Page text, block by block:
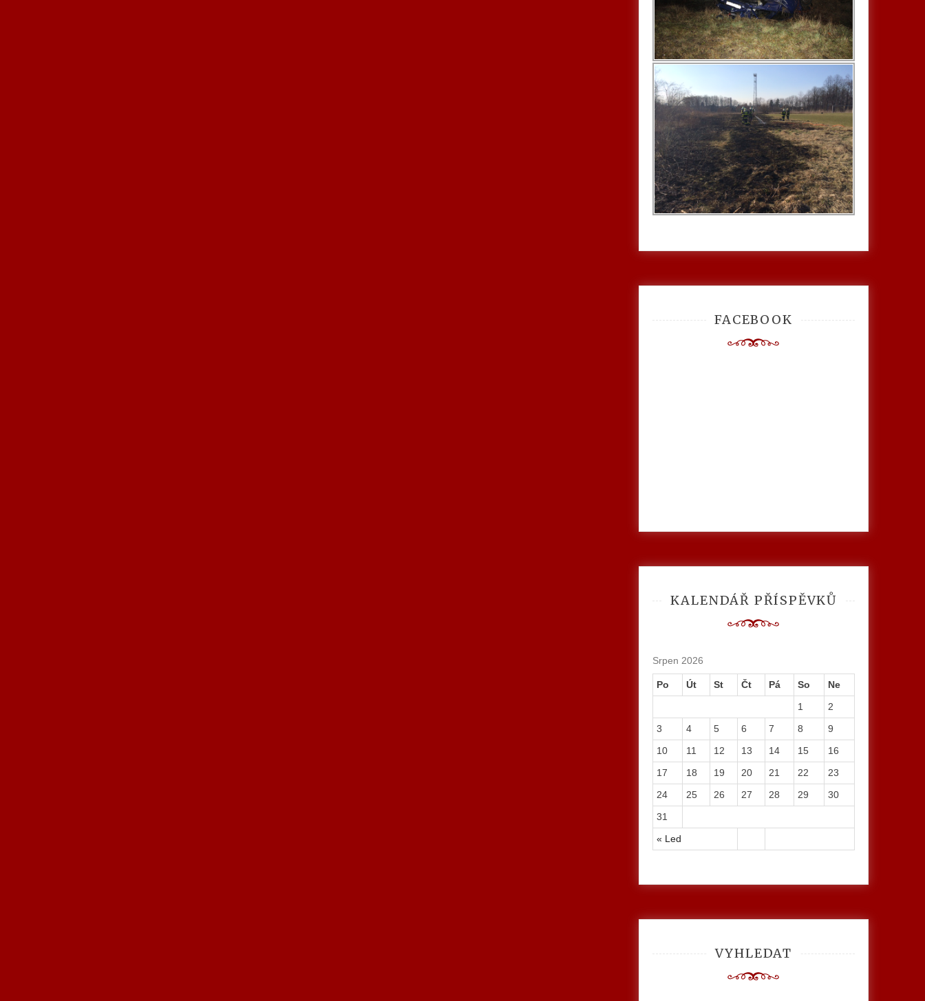
FACEBOOK
KALENDÁŘ PŘÍSPĚVKŮ
Srpen 2026
Po Út St Čt Pá So Ne
« Led
1
2
3
4 5 6 7 8
9
10
11 12 13 14 15
16
17
18 19 20 21 22
23
24
25 26 27 28 29
30
31
VYHLEDAT